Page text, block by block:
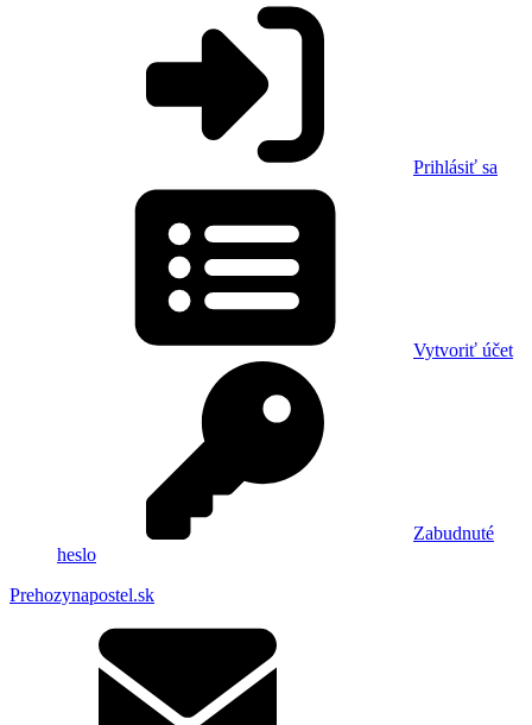
Prihlásiť sa
Vytvoriť účet
Zabudnuté
heslo
Prehozynapostel.sk